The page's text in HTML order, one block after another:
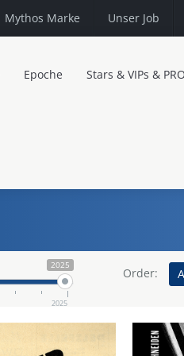
Mythos Marke Unser Job
Epoche Stars & VIPs &
2025
2025
Order: